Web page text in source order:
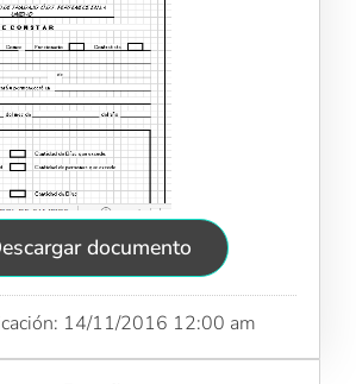
documento
14/11/2016 12:00 am